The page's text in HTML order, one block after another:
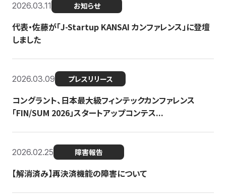
2026.03.11 お知らせ
代表・佐藤が「J-Startup KANSAI カンファレンス」に登壇
しました
2026.03.09 プレスリリース
コングラント、日本最大級フィンテックカンファレンス
「FIN/SUM 2026」スタートアップコンテス...
2026.02.25 障害報告
【解消済み】再決済機能の障害について